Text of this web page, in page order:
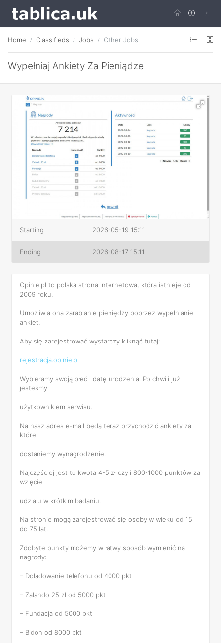
Home Classifieds Jobs Other Jobs
Wypełniaj Ankiety Za Pieniądze
Starting 2026-05-19 15:11
Ending 2026-08-17 15:11
Opinie.pl to polska strona internetowa, która istnieje od
2009 roku.
Umożliwia ona zarabianie pieniędzy poprzez wypełnianie
ankiet.
Aby się zarejestrować wystarczy kliknąć tutaj:
rejestracja.opinie.pl
Wybieramy swoją płeć i datę urodzenia. Po chwili już
jesteśmy
użytkownikiem serwisu.
Na nasz adres e-mail będą teraz przychodzić ankiety za
które
dostaniemy wynagrodzenie.
Najczęściej jest to kwota 4-5 zł czyli 800-1000 punktów za
wzięcie
udziału w krótkim badaniu.
Na stronie mogą zarejestrować się osoby w wieku od 15
do 75 lat.
Zdobyte punkty możemy w łatwy sposób wymienić na
nagrody:
– Doładowanie telefonu od 4000 pkt
– Zalando 25 zł od 5000 pkt
– Fundacja od 5000 pkt
– Bidon od 8000 pkt